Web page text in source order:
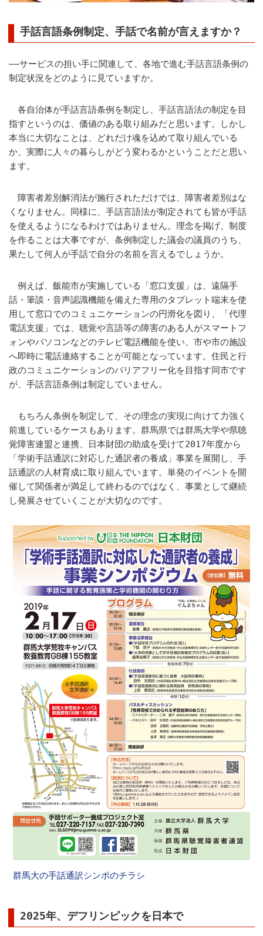
手話言語条例制定、手話で名前が言えますか？
――サービスの担い手に関連して、各地で進む手話言語条例の
制定状況をどのように見ていますか。
各自治体が手話言語条例を制定し、手話言語法の制定を目
指すというのは、価値のある取り組みだと思います。しかし
本当に大切なことは、どれだけ魂を込めて取り組んでいる
か、実際に人々の暮らしがどう変わるかということだと思い
ます。
障害者差別解消法が施行されただけでは、障害者差別はな
くなりません。同様に、手話言語法が制定されても皆が手話
を使えるようになるわけではありません。理念を掲げ、制度
を作ることは大事ですが、条例制定した議会の議員のうち、
果たして何人が手話で自分の名前を言えるでしょうか。
例えば、飯能市が実施している「窓口支援」は、遠隔手
話・筆談・音声認識機能を備えた専用のタブレット端末を使
用して窓口でのコミュニケーションの円滑化を図り、「代理
電話支援」では、聴覚や言語等の障害のある人がスマートフ
ォンやパソコンなどのテレビ電話機能を使い、市や市の施設
へ即時に電話連絡することが可能となっています。住民と行
政のコミュニケーションのバリアフリー化を目指す同市です
が、手話言語条例は制定していません。
もちろん条例を制定して、その理念の実現に向けて力強く
前進しているケースもあります。群馬県では群馬大学や県聴
覚障害連盟と連携、日本財団の助成を受けて2017年度から
「学術手話通訳に対応した通訳者の養成」事業を展開し、手
話通訳の人材育成に取り組んでいます。単発のイベントを開
催して関係者が満足して終わるのではなく、事業として継続
し発展させていくことが大切なのです。
群馬大の手話通訳シンポのチラシ
2025年、デフリンピックを日本で